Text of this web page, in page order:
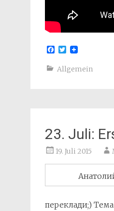
Facebook
Twitter
Allgemein
23. Juli:
19. Juli 2015
переклади;)